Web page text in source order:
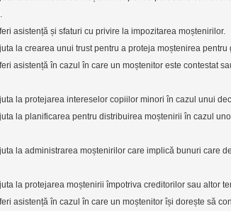
asistență și sfaturi cu privire la impozitarea moștenirilor.
la crearea unui trust pentru a proteja moștenirea pentru
asistență în cazul în care un moștenitor este contestat
la protejarea intereselor copiilor minori în cazul unui
la planificarea pentru distribuirea moștenirii în cazul
la administrarea moștenirilor care implică bunuri care
la protejarea moștenirii împotriva creditorilor sau altor
asistență în cazul în care un moștenitor își dorește să